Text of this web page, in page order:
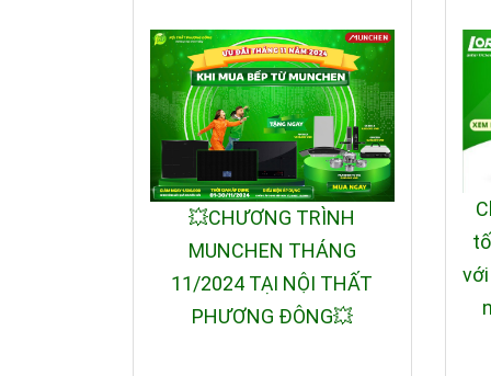
• Tính năng truyền nhiệt định hướng
Công nghệ sản xuất
• Linh kiện bếp từ được nhập khẩu chính hãng
- IC Công suất hãng Siemens - Đức
- IC điều khiển hãng STMicroelectronics -
💥CHƯƠNG TRÌNH
MUNCHEN THÁNG
11/2024 TẠI NỘI THẤT
PHƯƠNG ĐÔNG💥